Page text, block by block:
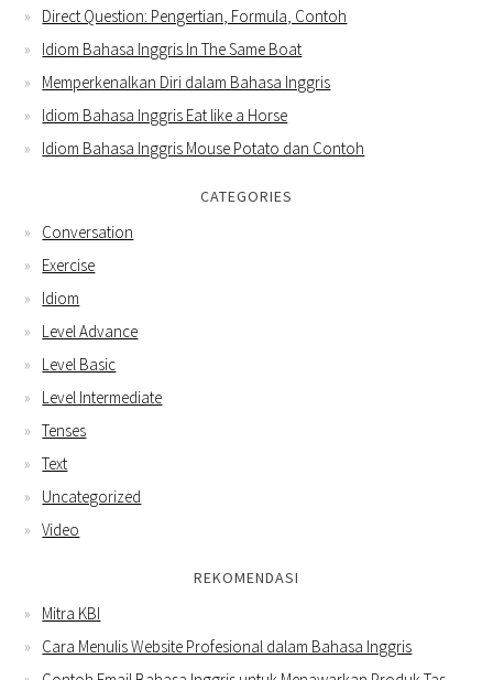
Direct Question: Pengertian, Formula, Contoh
Idiom Bahasa Inggris In The Same Boat
Memperkenalkan Diri dalam Bahasa Inggris
Idiom Bahasa Inggris Eat like a Horse
Idiom Bahasa Inggris Mouse Potato dan Contoh
CATEGORIES
Conversation
Exercise
Idiom
Level Advance
Level Basic
Level Intermediate
Tenses
Text
Uncategorized
Video
REKOMENDASI
Mitra KBI
Cara Menulis Website Profesional dalam Bahasa Inggris